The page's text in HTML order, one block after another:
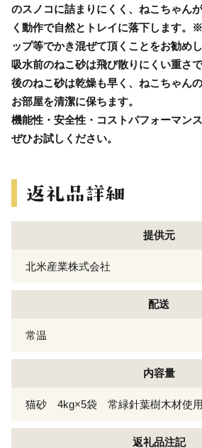
のスノコに詰まりにくく、ねこちゃん
く動作で自然とトレイに落下します。
ップ等でかき混ぜて頂くことをお勧めし
吸水前のねこ砂は飛び散りにくい重さ
後のねこ砂は乾燥も早く、ねこちゃん
お部屋を清潔に保ちます。
機能性・安全性・コストパフォーマン
ぜひお試しください。
提供元
北米産業株式会社
配送
常温
内容量
猫砂 4kg×5袋 常緑針葉樹木材使用
返礼品注記